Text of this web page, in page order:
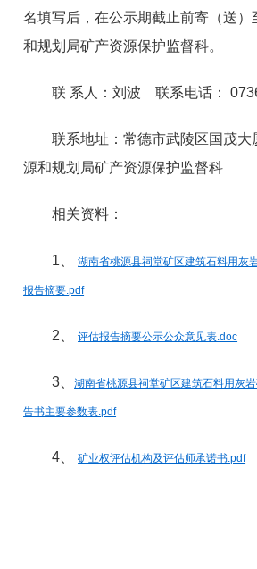
名填写后，在公示期截止前寄（送）
和规划局矿产资源保护监督科。
联 系人：刘波 联系电话：
联系地址：常德市武陵区国茂
源和规划局矿产资源保护监督科
相关资料：
1、湖南省桃源县祠堂矿区建筑石料用灰
报告摘要.pdf
2、 评估报告摘要公示公众意见表.doc
3、湖南省桃源县祠堂矿区建筑石料用灰
告书主要参数表.pdf
4、 矿业权评估机构及评估师承诺书.pdf